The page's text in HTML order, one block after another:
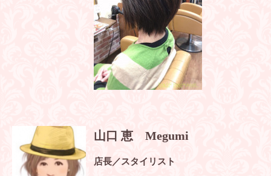
山口 恵 Megumi
店長／スタイリスト